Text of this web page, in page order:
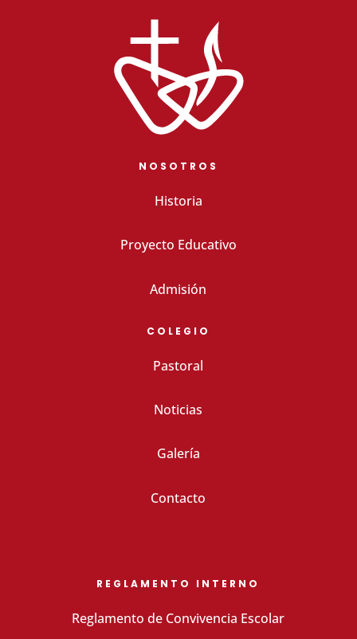
NOSOTROS
Historia
Proyecto Educativo
Admisión
COLEGIO
Pastoral
Noticias
Galería
Contacto
REGLAMENTO INTERNO
Reglamento de Convivencia Escolar